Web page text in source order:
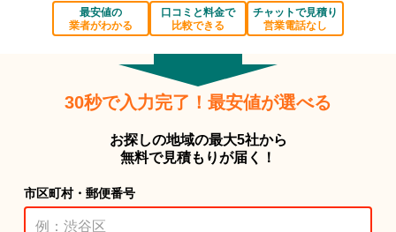
最安値の
業者がわかる
口コミと料金で
比較できる
チャットで見積り
営業電話なし
30秒で入力完了！最安値が選べる
お探しの地域の最大5社から
無料で見積もりが届く！
市区町村・郵便番号